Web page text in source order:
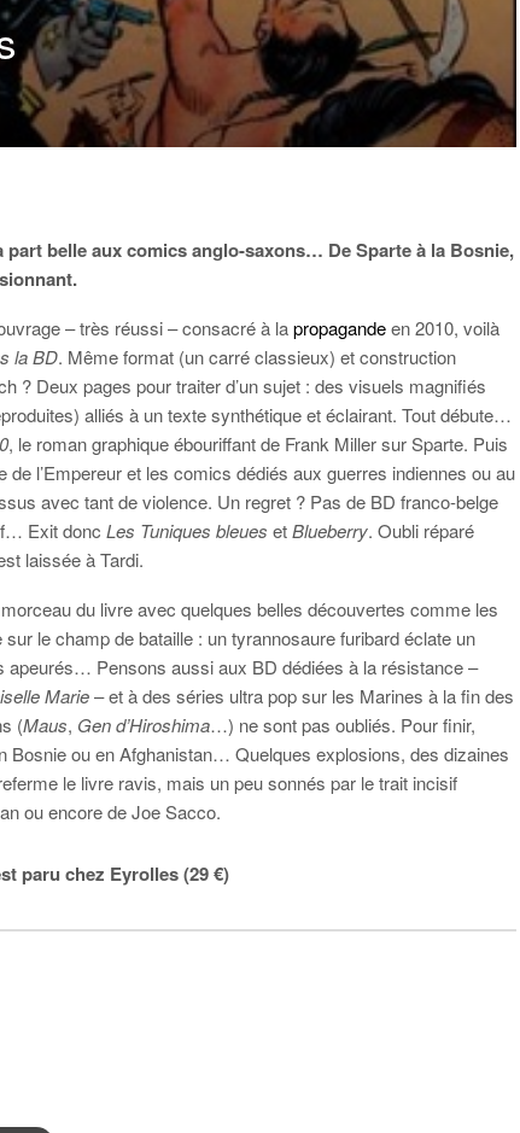
part belle aux comics anglo-saxons… De Sparte à la Bosnie,
– très réussi – consacré à lapropagandeen 2010, voilà
la BD. Même format (un carré classieux) et construction
? Deux pages pour traiter d’un sujet : des visuels magnifiés
alliés à un texte synthétique et éclairant. Tout débute…
, le roman graphique ébouriffant de Frank Miller sur Sparte. Puis
l’Empereur et les comics dédiés aux guerres indiennes ou au
avec tant de violence. Un regret ? Pas de BD franco-belge
Exit donc Les Tuniques bleues etBlueberry. Oubli réparé
laissée à Tardi.
du livre avec quelques belles découvertes comme les
sur le champ de bataille : un tyrannosaure furibard éclate un
apeurés… Pensons aussi aux BD dédiées à la résistance –
Marie– et à des séries ultra pop sur les Marines à la fin des
(Maus, Gen d’Hiroshima…) ne sont pas oubliés. Pour finir,
Bosnie ou en Afghanistan… Quelques explosions, des dizaines
le livre ravis, mais un peu sonnés par le trait incisif
ou encore de Joe Sacco.
paru chez Eyrolles (29 €)